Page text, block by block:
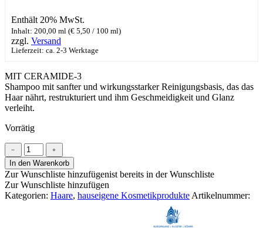
Enthält 20% MwSt.
Inhalt: 200,00 ml (€ 5,50 / 100 ml)
zzgl. Versand
Lieferzeit: ca. 2-3 Werktage
MIT CERAMIDE-3
​Shampoo mit sanfter und wirkungsstarker Reinigungsbasis, das das
Haar nährt, restrukturiert und ihm Geschmeidigkeit und Glanz
verleiht.
Vorrätig
Restrukturierendes
Physio-
Shampoo
Menge
﹣
﹢
In den Warenkorb
Zur Wunschliste hinzufügenist bereits in der Wunschliste
Zur Wunschliste hinzufügen
Kategorien: Haare, hauseigene Kosmetikprodukte Artikelnummer: